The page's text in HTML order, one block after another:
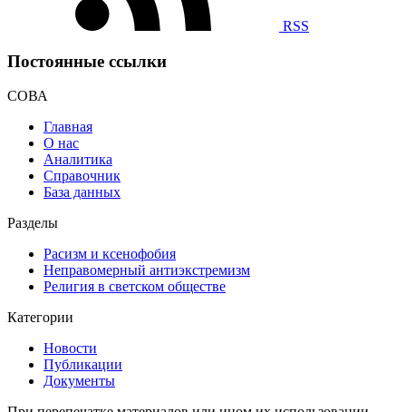
RSS
Постоянные ссылки
СОВА
Главная
О нас
Аналитика
Справочник
База данных
Разделы
Расизм и ксенофобия
Неправомерный антиэкстремизм
Религия в светском обществе
Категории
Новости
Публикации
Документы